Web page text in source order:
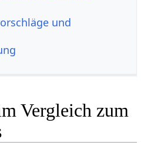
und
Vergleich zum